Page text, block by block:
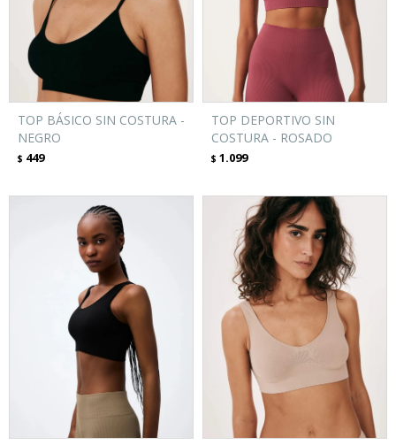
TOP BÁSICO SIN COSTURA -
NEGRO
$ 449
TOP DEPORTIVO SIN
COSTURA - ROSADO
$ 1.099